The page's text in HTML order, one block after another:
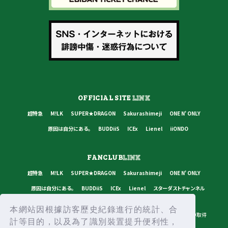
本網站因根據訪客歷史紀錄進行的統計、合
計等目的，以及為了識別裝置提升便利性，
OFFICIAL SITELINK
超特急 M!LK SUPER★DRAGON Sakurashimeji
ONE N' ONLY
原因は自分にある。
BUDDiiS ICEx Lienel iiONDO
FANCLUBLINK
超特急 M!LK SUPER★DRAGON Sakurashimeji
ONE N' ONLY
原因は自分にある。
BUDDiiS ICEx Lienel スターダストチャンネル
プライバシーポリシー ご利用規約 推奨環境 ヘルプ・お問い合わせ
ID取得